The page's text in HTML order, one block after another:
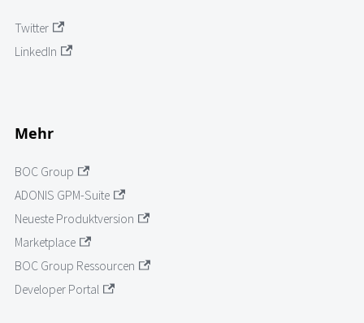
Twitter
LinkedIn
Mehr
BOC Group
ADONIS GPM-Suite
Neueste Produktversion
Marketplace
BOC Group Ressourcen
Developer Portal